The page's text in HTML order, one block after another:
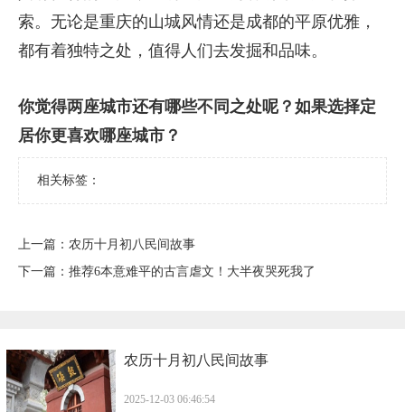
索。无论是重庆的山城风情还是成都的平原优雅，
都有着独特之处，值得人们去发掘和品味。
你觉得两座城市还有哪些不同之处呢？如果选择定
居你更喜欢哪座城市？
相关标签：
上一篇： ​农历十月初八民间故事
下一篇： ​推荐6本意难平的古言虐文！大半夜哭死我了
​农历十月初八民间故事
2025-12-03 06:46:54